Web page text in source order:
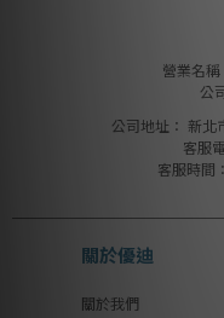
營業名
公
公司地址： 新北
客服
客服時間
關於優迪
關於我們